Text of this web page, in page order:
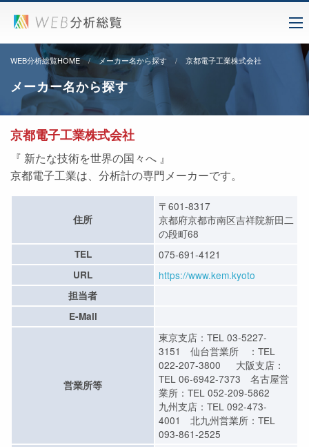
WEB分析総覧HOME メーカー名から探す 京都電子工業株式会社
メーカー名から探す
京都電子工業株式会社
『 新たな技術を世界の国々へ 』
京都電子工業は、分析計の専門メーカーです。
住所
〒601-8317
京都府京都市南区吉祥院新田二
の段町68
TEL 075-691-4121
URL https://www.kem.kyoto
担当者
E-Mail
営業所等
東京支店：TEL 03-5227-
3151 仙台営業所 ：TEL
022-207-3800 大阪支店：
TEL 06-6942-7373 名古屋営
業所：TEL 052-209-5862
九州支店：TEL 092-473-
4001 北九州営業所：TEL
093-861-2525